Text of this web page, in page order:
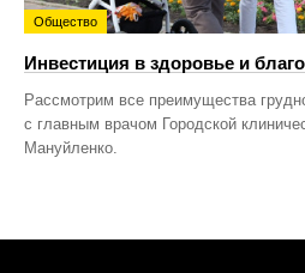
Общество
Инвестиция в здоровье и
Рассмотрим все преимущества
с главным врачом Городской
Мануйленко.